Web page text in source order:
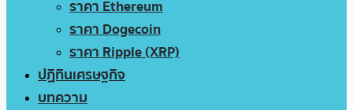
ราคา Ethereum
ราคา Dogecoin
ราคา Ripple (XRP)
ปฏิทินเศรษฐกิจ
บทความ